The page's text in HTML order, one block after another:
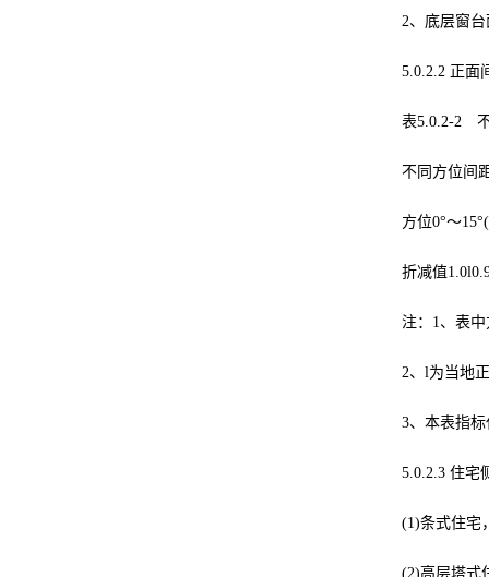
2、底层窗
5.0.2.2 正面
表5.0.2-2
不同方位间
方位0°～
折减值
注：1、表
2、l为当地
3、本表指
5.0.2.3 住宅
(1)条式住宅
(2)高层塔式